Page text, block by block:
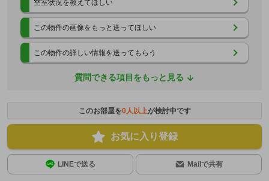
空室状況を教えてほしい
この物件の画像をもっと送ってほしい
この物件の詳しい情報を送ってもらう
質問できる項目をもっと見る
このお部屋を0人以上が検討中です
お気に入り登録
LINEで送る Mailで共有